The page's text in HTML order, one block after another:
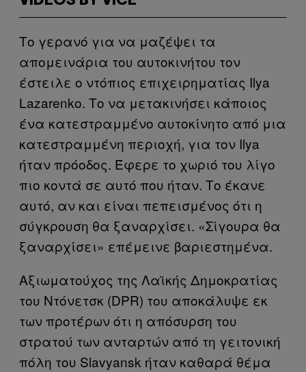
Το γερανό για να μαζέψει τα
απομεινάρια του αυτοκινήτου τον
έστειλε ο ντόπιος επιχειρηματίας Ilya
Lazarenko. Το να μετακινήσει κάποιος
ένα κατεστραμμένο αυτοκίνητο από μια
κατεστραμμένη περιοχή, για τον Ilya
ήταν πρόοδος. Έφερε το χωριό του λίγο
πιο κοντά σε αυτό που ήταν. Το έκανε
αυτό, αν και είναι πεπεισμένος ότι η
σύγκρουση θα ξαναρχίσει. «Σίγουρα θα
ξαναρχίσει» επέμεινε βαριεστημένα.
Αξιωματούχος της Λαϊκής Δημοκρατίας
του Ντόνετσκ (DPR) του αποκάλυψε εκ
των προτέρων ότι η απόσυρση του
στρατού των ανταρτών από τη γειτονική
πόλη του Slavyansk ήταν καθαρά θέμα